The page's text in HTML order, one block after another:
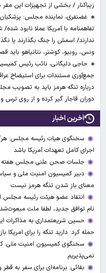
زیباکنار / بخشی از تجهیزات این
غضنفری، نماینده مجلس: پزشکیان
تفاهمنامه با آمریکا عملا نابود
ندارند/ اسمش را جنگ بگذارند یا
ونس، روبیو، کوشنر، نتانیاهو
حاجی دلیگانی، نائب رئیس
جمع‌آوری مستندات برای استیضاح
درباره تنگه هرمز باید به تصویب
دوران قاجار گیر کرده و از روی ترس
آخرین اخبار
سخنگوی هیات رئیسه مجلس:
اجرای کامل تعهدات آمریکا باشد
جلسات صحن علنی مجلس هفته
دبیر کمیسیون امنیت ملی و
معنای باز شدن تنگه هرمز نیست
انتقاد عضو هیئت رئیسه مجلس
نام توافق جدید، لطفا ملت
حسین شریعتمداری به مذاکرات
حمله کرد: دارید تنگه را برای امریکا
سخنگوی کمیسیون امنیت ملی:
نمی‌پذیریم
بقائی: برنامه‌ای برای سفر به